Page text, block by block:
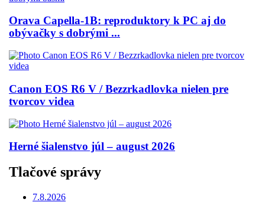
Orava Capella-1B: reproduktory k PC aj do
obývačky s dobrými ...
Canon EOS R6 V / Bezzrkadlovka nielen pre
tvorcov videa
Herné šialenstvo júl – august 2026
Tlačové správy
7.8.2026